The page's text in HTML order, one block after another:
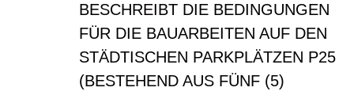
BESCHREIBT DIE BEDINGUNGEN
FÜR DIE BAUARBEITEN AUF DEN
STÄDTISCHEN PARKPLÄTZEN P25
(BESTEHEND AUS FÜNF (5)